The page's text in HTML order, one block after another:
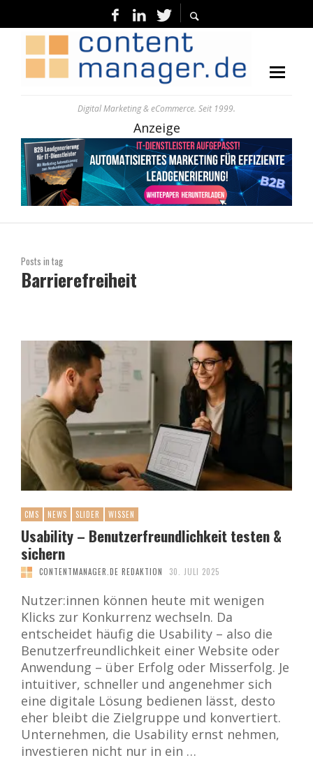
Digital Marketing & eCommerce. Seit 1999.
Anzeige
Posts in tag
Barrierefreiheit
CMS NEWS SLIDER WISSEN
Usability – Benutzerfreundlichkeit testen &
sichern
CONTENTMANAGER.DE REDAKTION 30. JULI 2025
Nutzer:innen können heute mit wenigen
Klicks zur Konkurrenz wechseln. Da
entscheidet häufig die Usability – also die
Benutzerfreundlichkeit einer Website oder
Anwendung – über Erfolg oder Misserfolg. Je
intuitiver, schneller und angenehmer sich
eine digitale Lösung bedienen lässt, desto
eher bleibt die Zielgruppe und konvertiert.
Unternehmen, die Usability ernst nehmen,
investieren nicht nur in ein …